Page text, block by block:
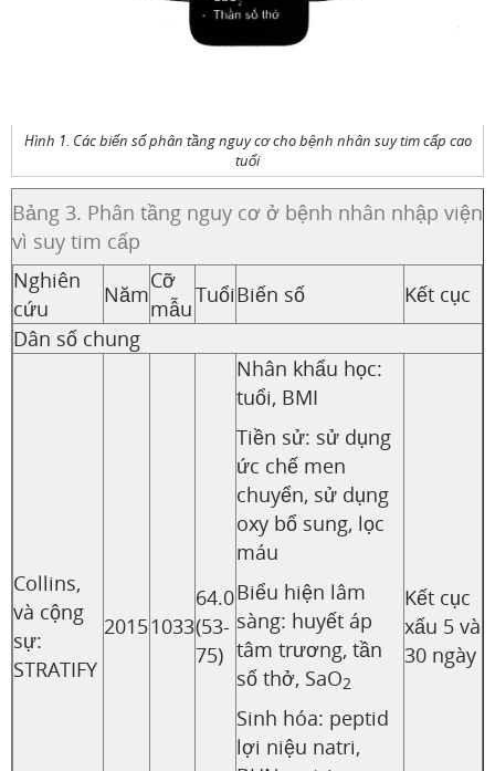
Hình 1. Các biến số phân tầng nguy cơ cho bệnh nhân suy tim cấp cao
tuổi
Bảng 3. Phân tầng nguy cơ ở bệnh nhân nhập viện
vì suy tim cấp
Nghiên
cứu
Năm
Cỡ
mẫu
TuổiBiến số
Kết cục
Dân số chung
Collins,
và cộng
sự:
STRATIFY
20151033
64.0
(53-
75)
Nhân khẩu học:
tuổi, BMI
Tiền sử: sử dụng
ức chế men
chuyển, sử dụng
oxy bổ sung, lọc
máu
Biểu hiện lâm
sàng: huyết áp
tâm trương, tần
số thở, SaO2
Sinh hóa: peptid
lợi niệu natri,
Kết cục
xấu 5 và
30 ngày